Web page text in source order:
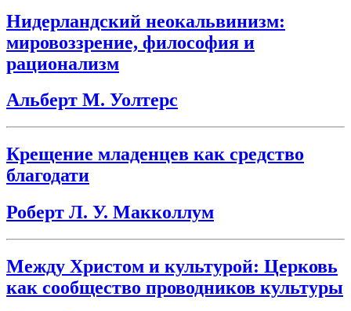
Нидерландский неокальвинизм:
мировоззрение, философия и
рационализм
Альберт М. Уолтерс
Крещение младенцев как средство
благодати
Роберт Л. У. Макколлум
Между Христом и культурой: Церковь
как сообщество проводников культуры